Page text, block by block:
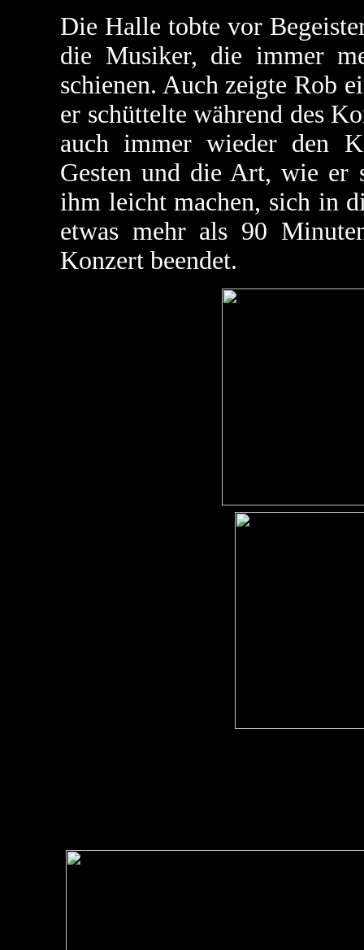
Die Halle tobte vor
die Musiker, die immer
schienen. Auch zeigte Rob
er schüttelte während des
auch immer wieder den
Gesten und die Art, wie er
ihm leicht machen, sich in
etwas mehr als 90
Konzert beendet.